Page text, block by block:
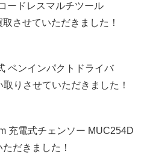
ードレスマルチツール
させていただきました！
ペンインパクトドライバ
りさせていただきました！
充電式チェンソー MUC254D
だきました！